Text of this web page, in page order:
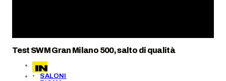
Test SWM Gran Milano 500, salto di qualità
SALONI